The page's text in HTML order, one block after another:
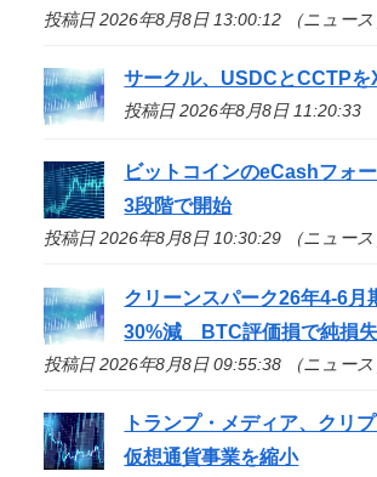
投稿日 2026年8月8日 13:00:12 （ニュース
サークル、USDCとCCTPを
投稿日 2026年8月8日 11:20:33
ビットコインのeCashフォ
3段階で開始
投稿日 2026年8月8日 10:30:29 （ニュース
クリーンスパーク26年4-6月
30%減 BTC評価損で純損失
投稿日 2026年8月8日 09:55:38 （ニュース
トランプ・メディア、クリ
仮想通貨事業を縮小